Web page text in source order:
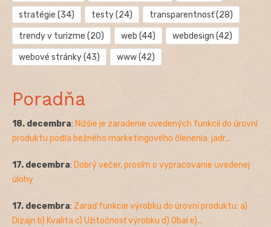
stratégie (34) testy(24) transparentnosť(28)
trendy v turizme (20) web (44) webdesign (42)
webové stránky(43) www(42)
Poradňa
18. decembra: Nižšie je zaradenie uvedených funkcií do úrovní
produktu podľa bežného marketingového členenia: jadr...
17. decembra: Dobrý večer, prosím o vypracovanie uvedenej
úlohy
17. decembra: Zaraď funkcie výrobku do úrovní produktu: a)
Dizajn b) Kvalita c) Užitočnosť výrobku d) Obal e)...